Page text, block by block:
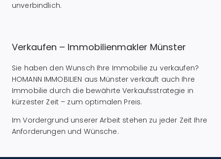
unverbindlich.
Verkaufen – Immobilienmakler Münster
Sie haben den Wunsch Ihre Immobilie zu verkaufen?
HOMANN IMMOBILIEN aus Münster verkauft auch Ihre
Immobilie durch die bewährte Verkaufsstrategie in
kürzester Zeit – zum optimalen Preis.
Im Vordergrund unserer Arbeit stehen zu jeder Zeit Ihre
Anforderungen und Wünsche.